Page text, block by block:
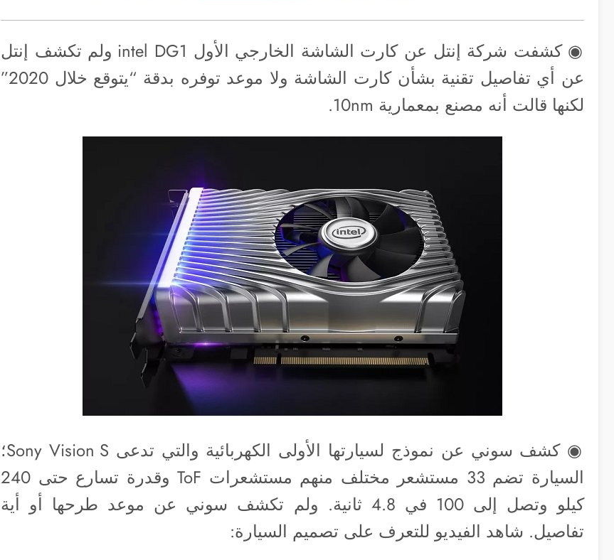
◉ كشفت شركة إنتل عن كارت الشاشة الخارجي الأول intel DG1 ولم تكشف إنتل
عن أي تفاصيل تقنية بشأن كارت الشاشة ولا موعد توفره بدقة “يتوقع خلال 2020”
لكنها قالت أنه مصنع بمعمارية 10nm.
◉ كشف سوني عن نموذج لسيارتها الأولى الكهربائية والتي تدعى Sony Vision S؛
السيارة تضم 33 مستشعر مختلف منهم مستشعرات ToF وقدرة تسارع حتى 240
كيلو وتصل إلى 100 في 4.8 ثانية. ولم تكشف سوني عن موعد طرحها أو أية
تفاصيل. شاهد الفيديو للتعرف على تصميم السيارة: